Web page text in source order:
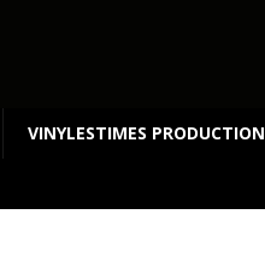
VINYLESTIMES PRODUCTION